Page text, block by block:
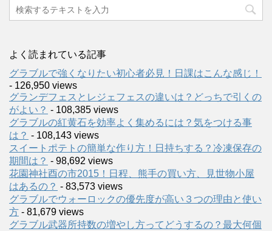
よく読まれている記事
グラブルで強くなりたい初心者必見！日課はこんな感じ！
- 126,950 views
グランデフェスとレジェフェスの違いは？どっちで引くの
がよい？ - 108,385 views
グラブルの紅黄石を効率よく集めるには？気をつける事
は？ - 108,143 views
スイートポテトの簡単な作り方！日持ちする？冷凍保存の
期間は？ - 98,692 views
花園神社酉の市2015！日程、熊手の買い方、見世物小屋
はあるの？ - 83,573 views
グラブルでウォーロックの優先度が高い３つの理由と使い
方 - 81,679 views
グラブル武器所持数の増やし方ってどうするの？最大何個